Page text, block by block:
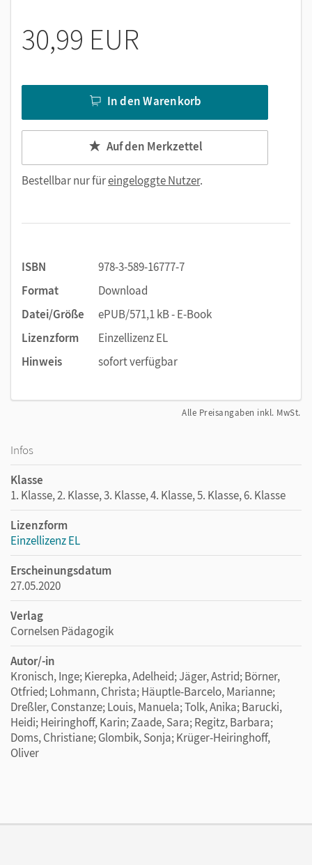
spielerisches Englischlernen - neue Spielideen für
Dieses E-Book können Sie auf allen Geräten lesen, die ePUB-
fähig sind. Wir empfehlen die Desktop- oder Tabletnutzung.
Ausnahme sind Geräte, die auf ein geschlossenes System
30,99 EUR
In den Warenkorb
Auf den Merkzettel
Bestellbar nur füreingeloggte Nutzer.
ISBN
978-3-589-16777-7
Format
Download
Datei/Größe
ePUB/571,1 kB - E-Book
Lizenzform
Einzellizenz EL
Hinweis
sofort verfügbar
Alle Preisangaben inkl. MwSt.
Infos
Klasse
1. Klasse, 2. Klasse, 3. Klasse, 4. Klasse, 5. Klasse, 6. Klasse
Lizenzform
Einzellizenz EL
Erscheinungsdatum
27.05.2020
Verlag
Cornelsen Pädagogik
Autor/-in
Kronisch, Inge; Kierepka, Adelheid; Jäger, Astrid; Börner,
Otfried; Lohmann, Christa; Häuptle-Barcelo, Marianne;
Dreßler, Constanze; Louis, Manuela; Tolk, Anika; Barucki,
Heidi; Heiringhoff, Karin; Zaade, Sara; Regitz, Barbara;
Doms, Christiane; Glombik, Sonja; Krüger-Heiringhoff,
Oliver